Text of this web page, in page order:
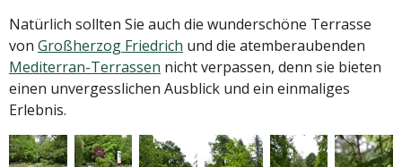
Natürlich sollten Sie auch die wunderschöne Terrasse
von Großherzog Friedrich und die atemberaubenden
Mediterran-Terrassen nicht verpassen, denn sie bieten
einen unvergesslichen Ausblick und ein einmaliges
Erlebnis.